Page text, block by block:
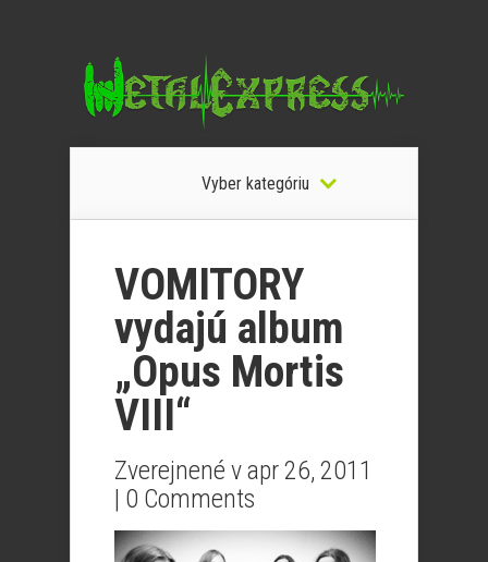
Vyber kategóriu
VOMITORY
vydajú album
„Opus Mortis
VIII“
Zverejnené v apr 26, 2011
| 0 Comments